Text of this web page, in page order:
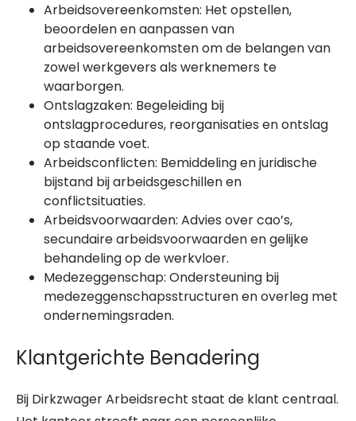
Arbeidsovereenkomsten: Het opstellen,
beoordelen en aanpassen van
arbeidsovereenkomsten om de belangen van
zowel werkgevers als werknemers te
waarborgen.
Ontslagzaken: Begeleiding bij
ontslagprocedures, reorganisaties en ontslag
op staande voet.
Arbeidsconflicten: Bemiddeling en juridische
bijstand bij arbeidsgeschillen en
conflictsituaties.
Arbeidsvoorwaarden: Advies over cao’s,
secundaire arbeidsvoorwaarden en gelijke
behandeling op de werkvloer.
Medezeggenschap: Ondersteuning bij
medezeggenschapsstructuren en overleg met
ondernemingsraden.
Klantgerichte Benadering
Bij Dirkzwager Arbeidsrecht staat de klant centraal.